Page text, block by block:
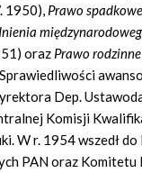
1950), Prawo
mię
oraz Prawo
Dep.
Komisji
W r. 1954 wszedł
PAN oraz Komitetu